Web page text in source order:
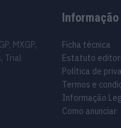
MXGP,
Trial
Ficha técnica
Estatuto
Política de
Termos e
Informação
Como anunciar